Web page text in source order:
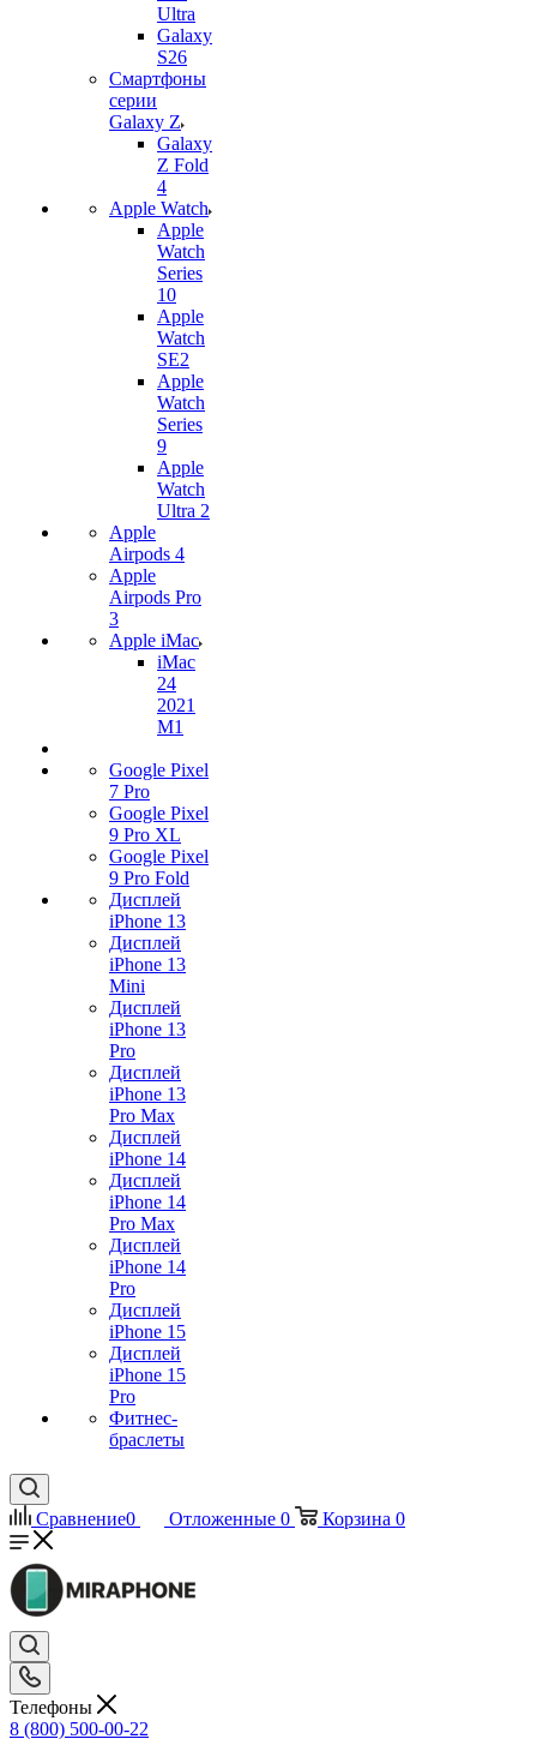
Ultra
Galaxy
S26
Смартфоны
серии
Galaxy Z
Galaxy
Z Fold
4
Apple Watch
Apple
Watch
Series
10
Apple
Watch
SE2
Apple
Watch
Series
9
Apple
Watch
Ultra 2
Apple
Airpods 4
Apple
Airpods Pro
3
Apple iMac
iMac
24
2021
M1
Google Pixel
7 Pro
Google Pixel
9 Pro XL
Google Pixel
9 Pro Fold
Дисплей
iPhone 13
Дисплей
iPhone 13
Mini
Дисплей
iPhone 13
Pro
Дисплей
iPhone 13
Pro Max
Дисплей
iPhone 14
Дисплей
iPhone 14
Pro Max
Дисплей
iPhone 14
Pro
Дисплей
iPhone 15
Дисплей
iPhone 15
Pro
Фитнес-
браслеты
Сравнение0 Отложенные 0 Корзина 0
Телефоны
8 (800) 500-00-22